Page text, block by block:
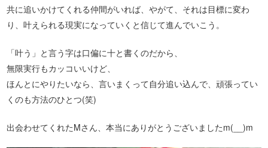
共に追いかけてくれる仲間がいれば、やがて、それは目標に変わ
り、叶えられる現実になっていくと信じて進んでいこう。
「叶う」と言う字は口偏に十と書くのだから、
無限実行もカッコいいけど、
ほんとにやりたいなら、言いまくって自分追い込んで、頑張ってい
くのも方法のひとつ(笑)
出会わせてくれたMさん、本当にありがとうございましたm(__)m